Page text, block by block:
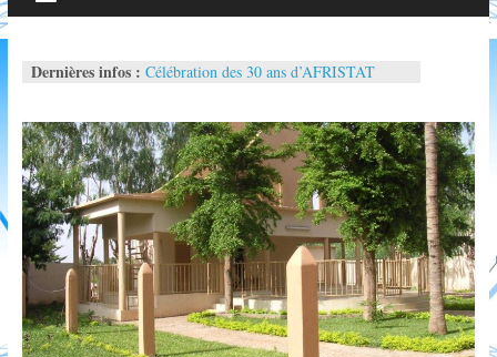
Dernières infos : Célébration des 30 ans d’AFRISTAT
Conférence « La maturité statistique en
Afrique subsaharienne
Parution de La Lettre d’AFRISTAT n°116
Appel à candidature au poste de Directeur
Général